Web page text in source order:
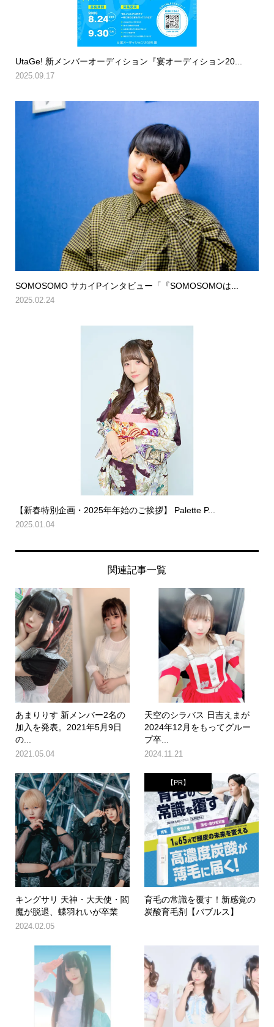
UtaGe! 新メンバーオーディション『宴オーディション20...
2025.09.17
SOMOSOMO サカイPインタビュー「『SOMOSOMOは...
2025.02.24
【新春特別企画・2025年年始のご挨拶】 Palette P...
2025.01.04
関連記事一覧
あまりりす 新メンバー2名の
加入を発表。2021年5月9日
の...
2021.05.04
天空のシラバス 日吉えまが
2024年12月をもってグルー
プ卒...
2024.11.21
キングサリ 天神・大天使・閻
魔が脱退、蝶羽れいが卒業
2024.02.05
【PR】
育毛の常識を覆す！新感覚の
炭酸育毛剤【バブルス】